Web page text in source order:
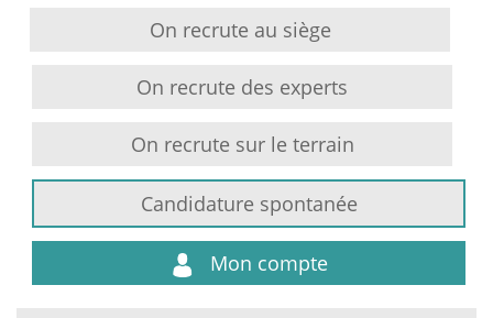
On recrute au siège
On recrute des experts
On recrute sur le terrain
Candidature spontanée
Mon compte